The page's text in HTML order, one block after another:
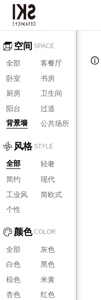
空间 SPACE
全部
客餐厅
卧室
书房
厨房
卫生间
阳台
过道
背景墙 公共场所
风格 STYLE
全部
轻奢
简约
现代
工业风
简欧式
个性
颜色 COLOR
全部
灰色
白色
黑色
棕色
米黄
杏色
红色
